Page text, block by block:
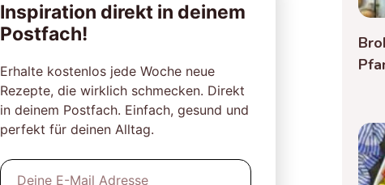
Inspiration direkt in deinem
Postfach!
Erhalte kostenlos jede Woche neue
Rezepte, die wirklich schmecken. Direkt
in deinem Postfach. Einfach, gesund und
perfekt für deinen Alltag.